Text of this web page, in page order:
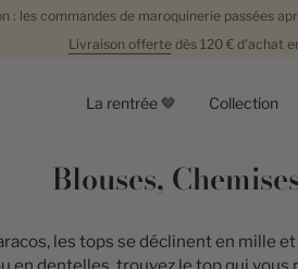
: les commandes de maroquinerie passées
Livraison offerte dès 120 €d'achat
La rentrée 🤎 Collection
Blouses,
les tops se déclinent en mille